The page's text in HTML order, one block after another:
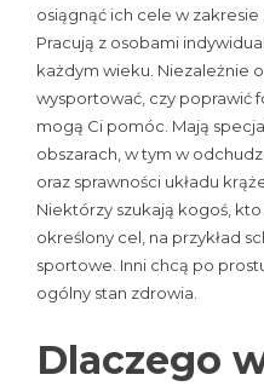
osiągnąć ich cele w zakresie
Pracują z osobami
każdym wieku. Niezależnie
wysportować, czy poprawić
mogą Ci pomóc. Mają
obszarach, w tym w
oraz sprawności układu
Niektórzy szukają kogoś,
określony cel, na przykład
sportowe. Inni chcą po
ogólny stan zdrowia.
Dlaczego